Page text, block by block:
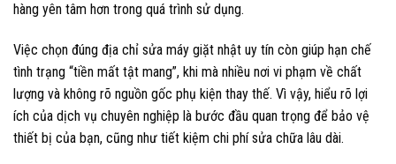
hàng yên tâm hơn trong quá trình sử dụng.
Việc chọn đúng địa chỉ sửa máy giặt nhật uy tín còn giúp hạn chế
tình trạng “tiền mất tật mang”, khi mà nhiều nơi vi phạm về chất
lượng và không rõ nguồn gốc phụ kiện thay thế. Vì vậy, hiểu rõ lợi
ích của dịch vụ chuyên nghiệp là bước đầu quan trọng để bảo vệ
thiết bị của bạn, cũng như tiết kiệm chi phí sửa chữa lâu dài.